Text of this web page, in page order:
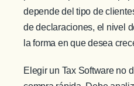
depende del tipo de
de declaraciones, el nivel
la forma en que desea
Elegir un Tax Software no